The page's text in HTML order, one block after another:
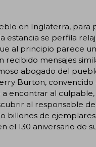
en Inglaterra, para
estancia se perfila
al principio parece
mensajes
abogado del
Burton, convencido
encontrar al
al responsable
billones de ejemplares
el 130 aniversario de